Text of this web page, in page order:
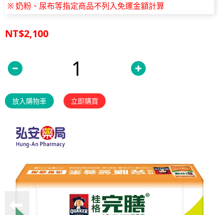
※ 奶粉、尿布等指定商品不列入免運金額計算
NT$2,100
放入購物車 立即購買